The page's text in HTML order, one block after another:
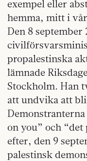
exempel eller
hemma, mitt i
Den 8 september
propalestinska
lämnade
Stockholm. Han
att undvika att
on you” och
efter, den 9
palestinsk